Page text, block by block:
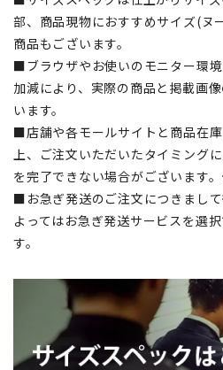
部、商品現物におすすめサイズ(ヌ
商品もございます。
■ブラウザやお使いのモニター環
加減により、実際の商品と掲載画
います。
■店舗や各モールサイトと商品在
上、ご注文いただいたタイミング
を完了できない場合がございます。
■お急ぎ発送のご注文につきまし
よってはお急ぎ発送サービスを選
す。